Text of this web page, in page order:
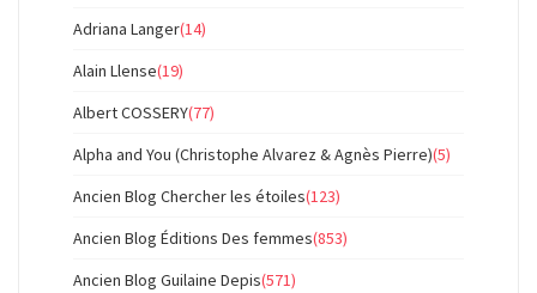
Adriana Langer(14)
Alain Llense(19)
Albert COSSERY(77)
Alpha and You (Christophe Alvarez & Agnès Pierre)(5)
Ancien Blog Chercher les étoiles(123)
Ancien Blog Éditions Des femmes(853)
Ancien Blog Guilaine Depis(571)